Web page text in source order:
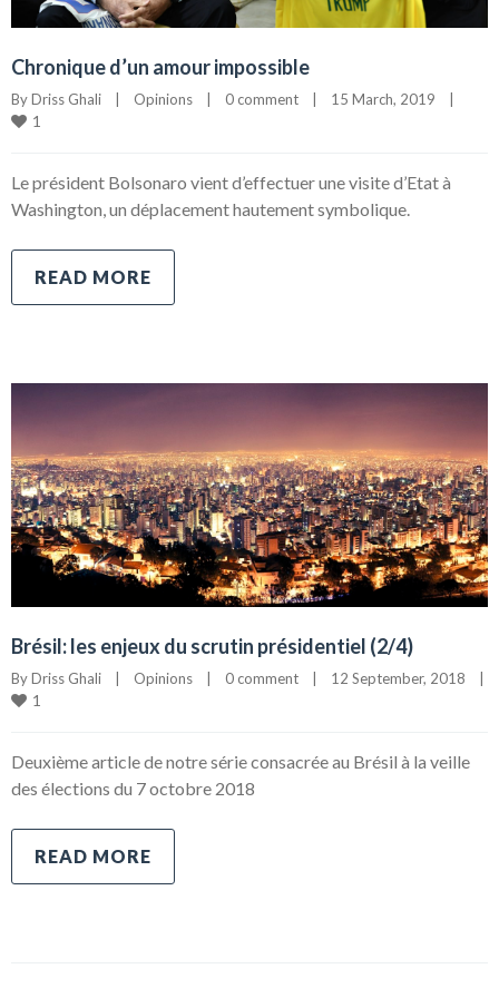
Chronique d’un amour impossible
By Driss Ghali | Opinions | 0 comment | 15 March, 2019 |
1
Le président Bolsonaro vient d’effectuer une visite d’Etat à
Washington, un déplacement hautement symbolique.
READ MORE
Brésil: les enjeux du scrutin présidentiel (2/4)
By Driss Ghali Opinions 0 comment 12 September, 2018
1
Deuxième article de notre série consacrée au Brésil à la veille
des élections du 7 octobre 2018
READ MORE